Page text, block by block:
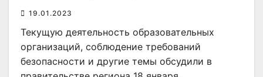
19.01.2023
Текущую деятельность образовательных
организаций, соблюдение требований
безопасности и другие темы обсудили в